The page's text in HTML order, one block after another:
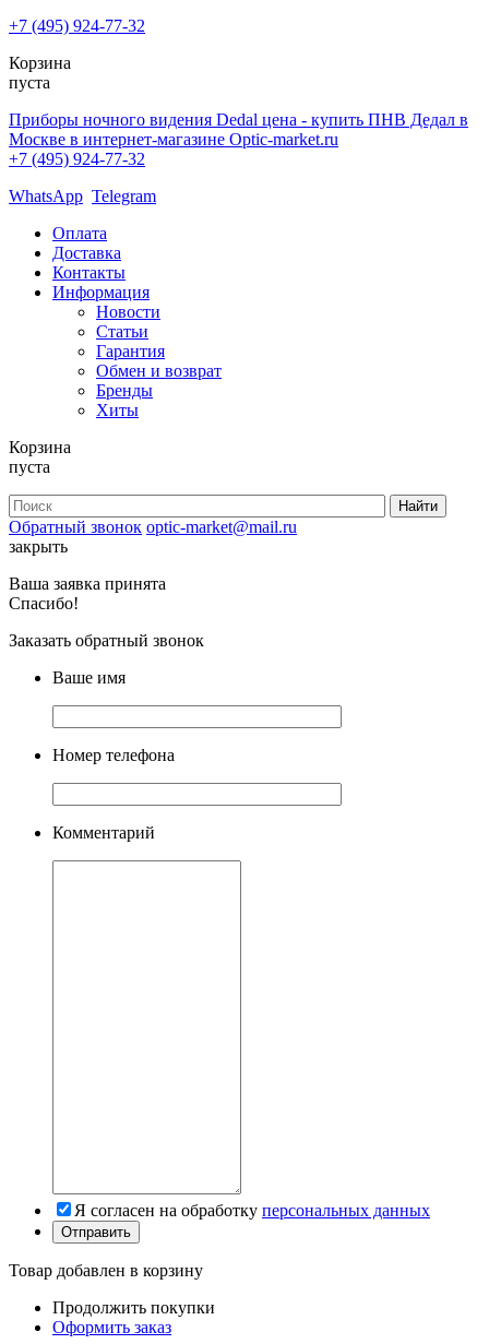
+7 (495) 924-77-32
Корзина
пуста
Приборы ночного видения Dedal цена - купить ПНВ Дедал в
Москве в интернет-магазине Optic-market.ru
+7 (495) 924-77-32
WhatsApp Telegram
Оплата
Доставка
Контакты
Информация
Новости
Статьи
Гарантия
Обмен и возврат
Бренды
Хиты
Корзина
пуста
Обратный звонок optic-market@mail.ru
закрыть
Ваша заявка принята
Спасибо!
Заказать обратный звонок
Ваше имя
Номер телефона
Комментарий
Я согласен на обработку персональных данных
Товар добавлен в корзину
Продолжить покупки
Оформить заказ